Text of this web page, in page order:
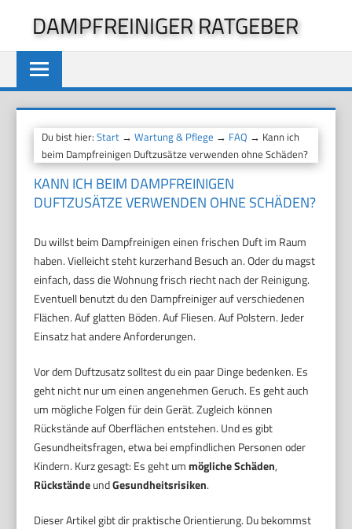
springen
DAMPFREINIGER RATGEBER
Du bist hier:Start →Wartung & Pflege → FAQ → Kann ich
beim Dampfreinigen Duftzusätze verwenden ohne Schäden?
KANN ICH BEIM DAMPFREINIGEN
DUFTZUSÄTZE VERWENDEN OHNE SCHÄDEN?
Du willst beim Dampfreinigen einen frischen Duft im Raum
haben. Vielleicht steht kurzerhand Besuch an. Oder du magst
einfach, dass die Wohnung frisch riecht nach der Reinigung.
Eventuell benutzt du den Dampfreiniger auf verschiedenen
Flächen. Auf glatten Böden. Auf Fliesen. Auf Polstern. Jeder
Einsatz hat andere Anforderungen.
Vor dem Duftzusatz solltest du ein paar Dinge bedenken. Es
geht nicht nur um einen angenehmen Geruch. Es geht auch
um mögliche Folgen für dein Gerät. Zugleich können
Rückstände auf Oberflächen entstehen. Und es gibt
Gesundheitsfragen, etwa bei empfindlichen Personen oder
Kindern. Kurz gesagt: Es geht ummögliche Schäden,
RückständeundGesundheitsrisiken.
Dieser Artikel gibt dir praktische Orientierung. Du bekommst